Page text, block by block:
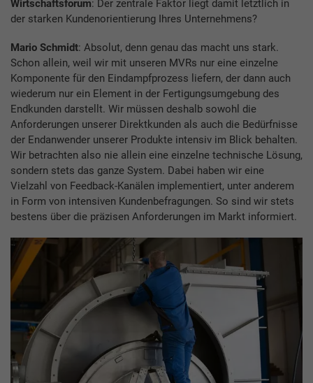
Wirtschaftsforum: Der zentrale Faktor liegt damit letztlich in
der starken Kundenorientierung Ihres Unternehmens?
Mario Schmidt: Absolut, denn genau das macht uns stark.
Schon allein, weil wir mit unseren MVRs nur eine einzelne
Komponente für den Eindampfprozess liefern, der dann auch
wiederum nur ein Element in der Fertigungsumgebung des
Endkunden darstellt. Wir müssen deshalb sowohl die
Anforderungen unserer Direktkunden als auch die Bedürfnisse
der Endanwender unserer Produkte intensiv im Blick behalten.
Wir betrachten also nie allein eine einzelne technische Lösung,
sondern stets das ganze System. Dabei haben wir eine
Vielzahl von Feedback-Kanälen implementiert, unter anderem
in Form von intensiven Kundenbefragungen. So sind wir stets
bestens über die präzisen Anforderungen im Markt informiert.